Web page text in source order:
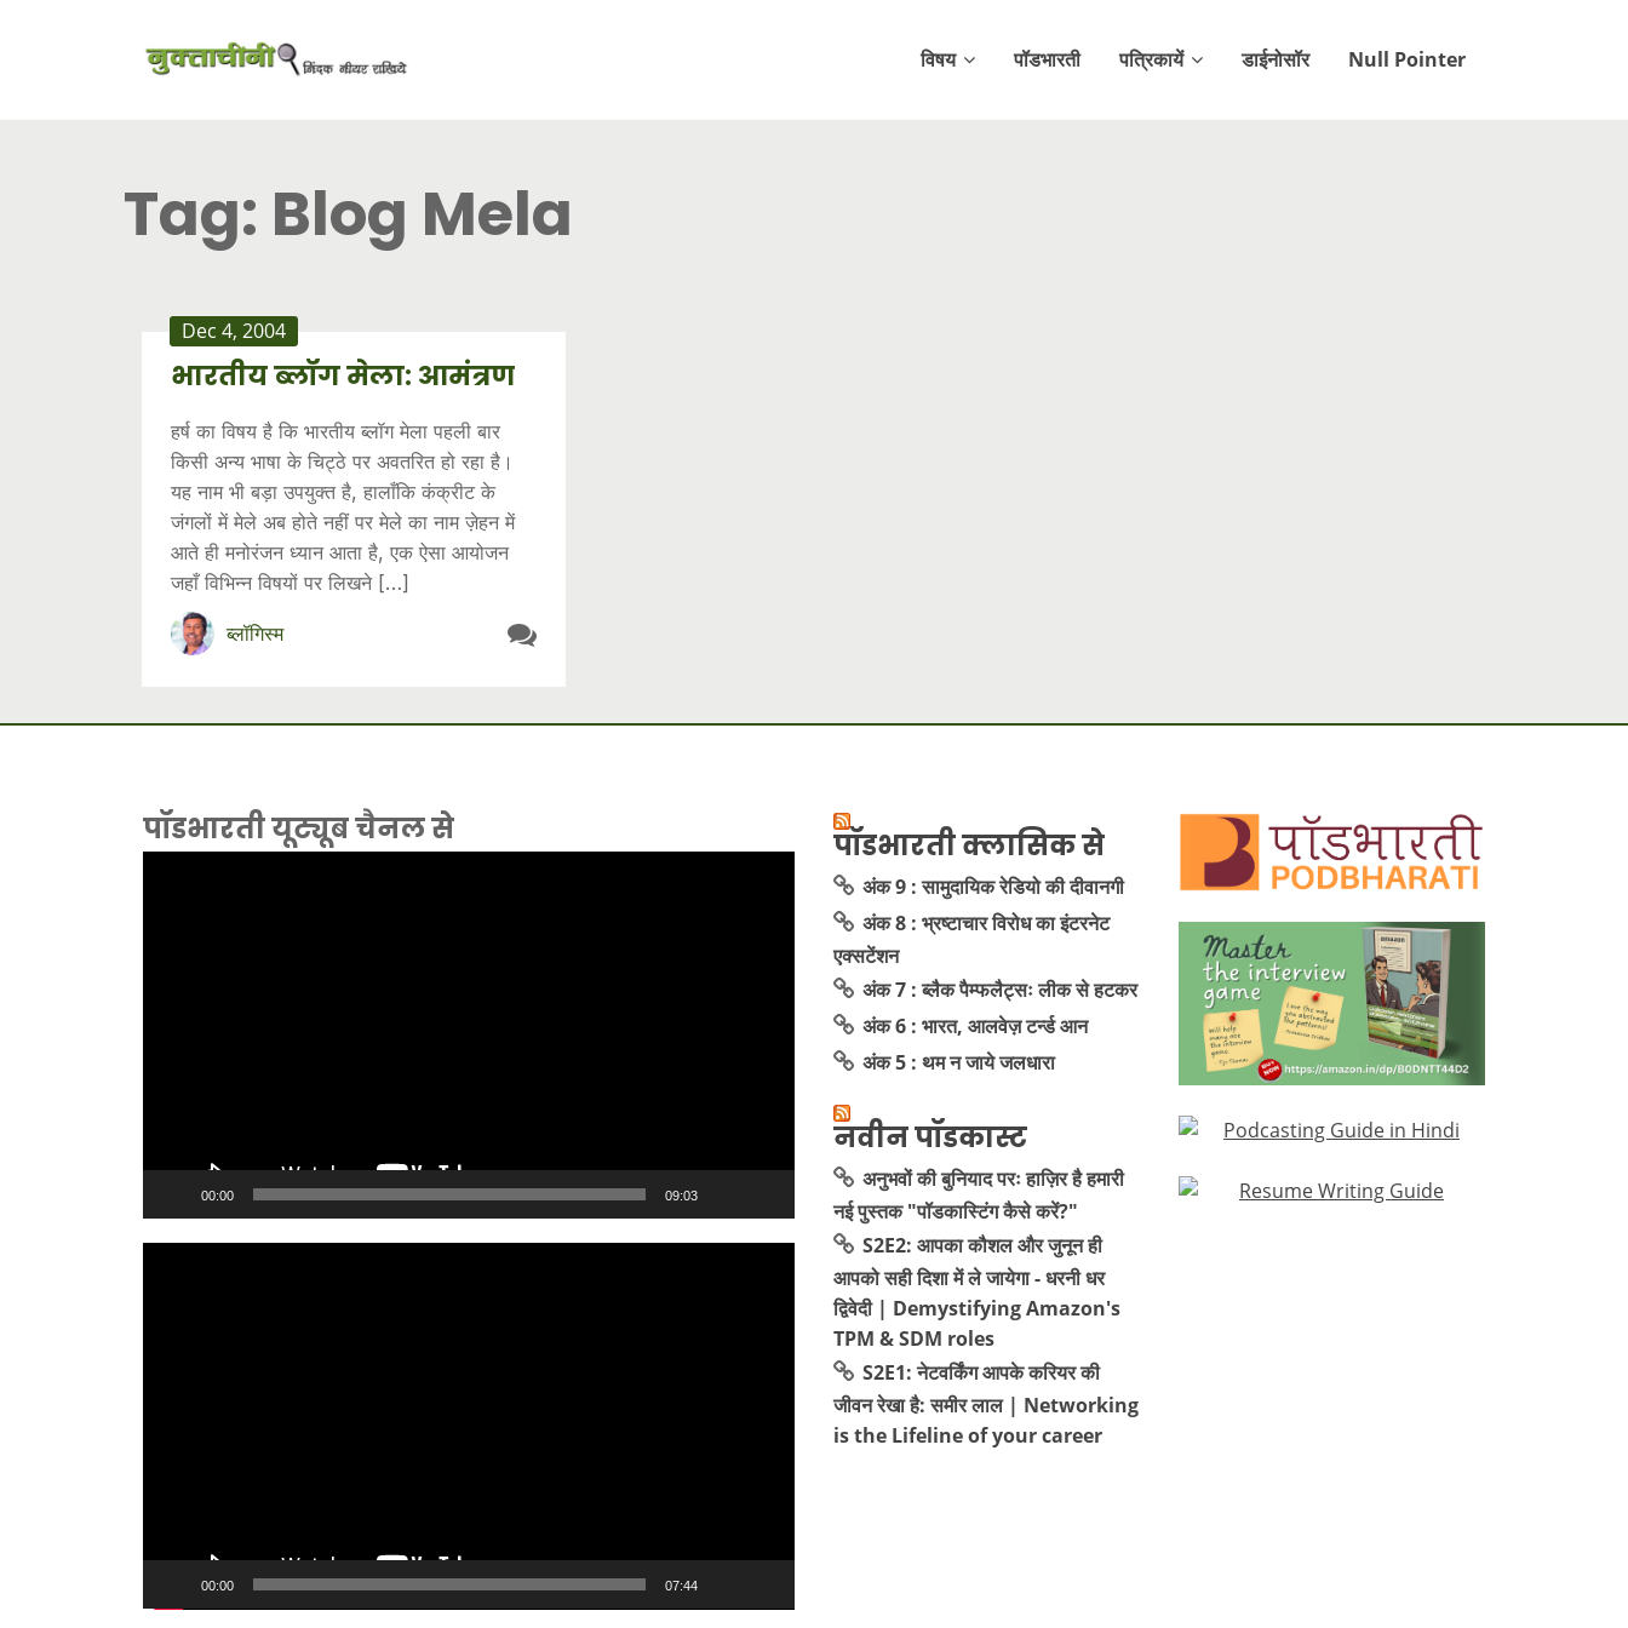
विषय पॉडभारती पत्रिकायें डाईनोसॉर Null Pointer
Tag: Blog Mela
Dec 4, 2004
भारतीय ब्लॉग मेला: आमंत्रण
हर्ष का विषय है कि भारतीय ब्लॉग मेला पहली बार
किसी अन्य भाषा के चिट्ठे पर अवतरित हो रहा है।
यह नाम भी बड़ा उपयुक्त है, हालाँकि कंक्रीट के
जंगलों में मेले अब होते नहीं पर मेले का नाम ज़ेहन में
आते ही मनोरंजन ध्यान आता है, एक ऐसा आयोजन
जहाँ विभिन्न विषयों पर लिखने […]
ब्लॉगिस्म
पॉडभारती यूट्यूब चैनल से
00:00 09:03
00:00 07:44
पॉडभारती क्लासिक से
अंक 9 : सामुदायिक रेडियो की दीवानगी
अंक 8 : भ्रष्टाचार विरोध का इंटरनेट
एक्सटेंशन
अंक 7 : ब्लैक पैम्फलैट्सः लीक से हटकर
अंक 6 : भारत, आलवेज़ टर्न्ड आन
अंक 5 : थम न जाये जलधारा
नवीन पॉडकास्ट
अनुभवों की बुनियाद परः हाज़िर है हमारी
नई पुस्तक "पॉडकास्टिंग कैसे करें?"
S2E2: आपका कौशल और जुनून ही
आपको सही दिशा में ले जायेगा - धरनी धर
द्विवेदी | Demystifying Amazon's
TPM & SDM roles
S2E1: नेटवर्किंग आपके करियर की
जीवन रेखा है: समीर लाल | Networking
is the Lifeline of your career